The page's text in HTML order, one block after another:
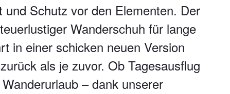
und Schutz vor den Elementen. Der
Wanderschuh für lange
in einer schicken neuen Version
als je zuvor. Ob Tagesausflug
– dank unserer